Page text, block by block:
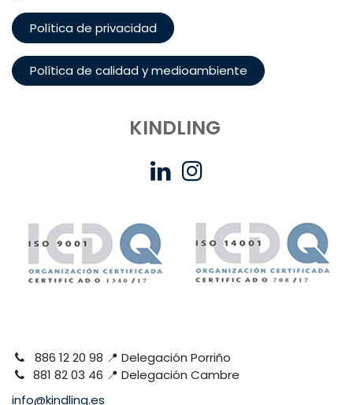
Política de privacidad
Política de calidad y medioambiente
KINDLING
886 12 20 98 📍 Delegación Porriño
881 82 03 46 📍 Delegación Cambre
info@kindling.es